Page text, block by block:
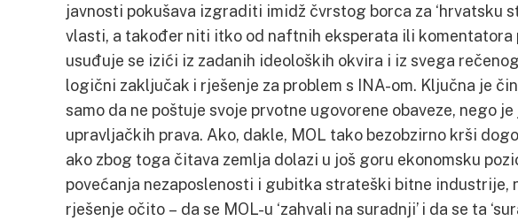
javnosti pokušava izgraditi imidž čvrstog borca za ‘hrvatsku
vlasti, a također niti itko od naftnih eksperata ili komentatora
usuđuje se izići iz zadanih ideoloških okvira i iz svega
logični zaključak i rješenje za problem s INA-om. Ključna je
samo da ne poštuje svoje prvotne ugovorene obaveze, nego
upravljačkih prava. Ako, dakle, MOL tako bezobzirno krši
ako zbog toga čitava zemlja dolazi u još goru ekonomsku
povećanja nezaposlenosti i gubitka strateški bitne industrije,
rješenje očito – da se MOL-u ‘zahvali na suradnji’ i da se ta